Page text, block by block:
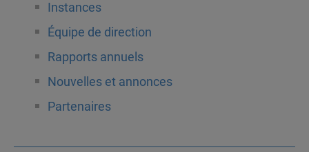
Instances
Équipe de direction
Rapports annuels
Nouvelles et annonces
Partenaires